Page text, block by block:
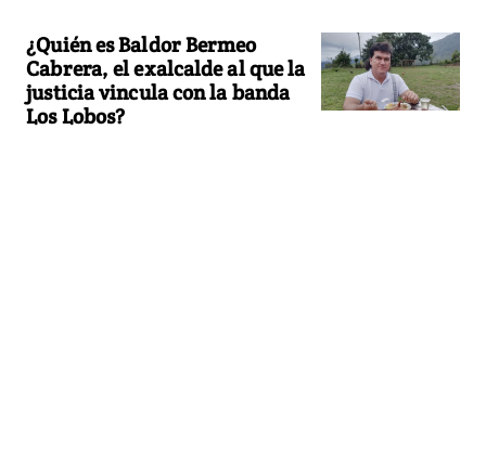
¿Quién es Baldor Bermeo
Cabrera, el exalcalde al que la
justicia vincula con la banda
Los Lobos?